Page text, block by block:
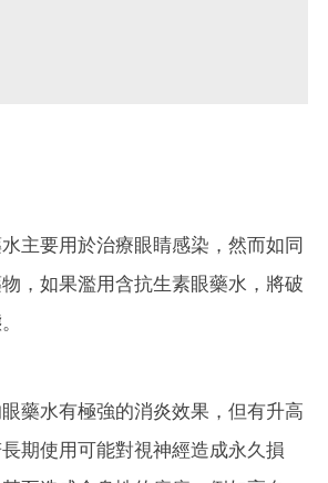
主要用於治療眼睛感染，然而如同
，如果濫用含抗生素眼藥水，將破
藥水有極強的消炎效果，但有升高
期使用可能對視神經造成永久損